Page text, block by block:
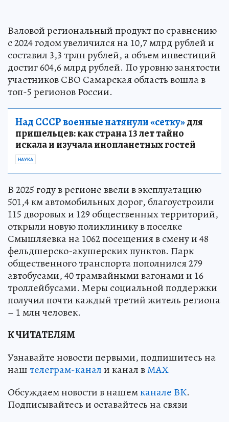
Валовой региональный продукт по сравнению
с 2024 годом увеличился на 10,7 млрд рублей и
составил 3,3 трлн рублей, а объем инвестиций
достиг 604,6 млрд рублей. По уровню занятости
участников СВО Самарская область вошла в
топ-5 регионов России.
Над СССР военные натянули «сетку»для
пришельцев: как страна 13 лет тайно
искала и изучала инопланетных гостей
НАУКА
В 2025 году в регионе ввели в эксплуатацию
501,4 км автомобильных дорог, благоустроили
115 дворовых и 129 общественных территорий,
открыли новую поликлинику в поселке
Смышляевка на 1062 посещения в смену и 48
фельдшерско-акушерских пунктов. Парк
общественного транспорта пополнился 279
автобусами, 40 трамвайными вагонами и 16
троллейбусами. Меры социальной поддержки
получил почти каждый третий житель региона
– 1 млн человек.
К ЧИТАТЕЛЯМ
Узнавайте новости первыми, подпишитесь на
наштелеграм-канали канал вМАХ
Обсуждаем новости в нашемканале ВК.
Подписывайтесь и оставайтесь на связи